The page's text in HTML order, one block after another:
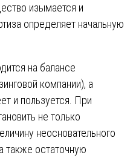
изымается и
определяет начальную
на балансе
компании), а
и пользуется. При
не только
неосновательного
также остаточную